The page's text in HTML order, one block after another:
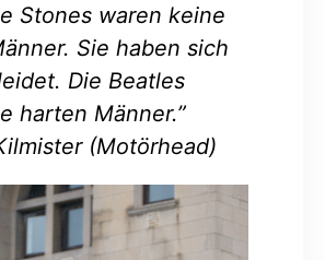
Stones waren keine
Sie haben sich
Die Beatles
harten Männer.”
(Motörhead)